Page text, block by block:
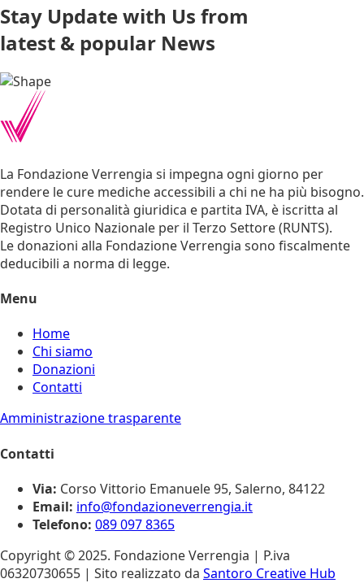
Stay Update with Us from
latest & popular News
La Fondazione Verrengia si impegna ogni giorno per
rendere le cure mediche accessibili a chi ne ha più bisogno.
Dotata di personalità giuridica e partita IVA, è iscritta al
Registro Unico Nazionale per il Terzo Settore (RUNTS).
Le donazioni alla Fondazione Verrengia sono fiscalmente
deducibili a norma di legge.
Menu
Home
Chi siamo
Donazioni
Contatti
Amministrazione trasparente
Contatti
Via: Corso Vittorio Emanuele 95, Salerno, 84122
Email: info@fondazioneverrengia.it
Telefono: 089 097 8365
Copyright © 2025. Fondazione Verrengia | P.iva
06320730655 | Sito realizzato da Santoro Creative Hub